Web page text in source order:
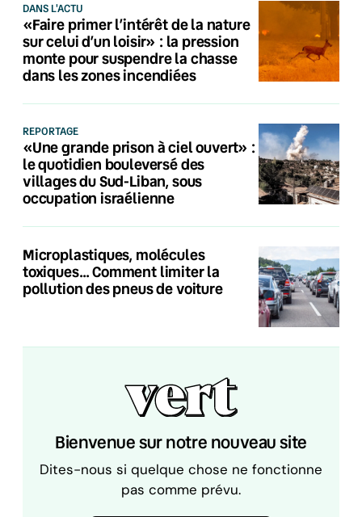
DANS L'ACTU
«Faire primer l’intérêt de la nature
sur celui d’un loisir» : la pression
monte pour suspendre la chasse
dans les zones incendiées
REPORTAGE
«Une grande prison à ciel ouvert» :
le quotidien bouleversé des
villages du Sud-Liban, sous
occupation israélienne
Microplastiques, molécules
toxiques… Comment limiter la
pollution des pneus de voiture
Bienvenue sur notre nouveau site
Dites-nous si quelque chose ne fonctionne
pas comme prévu.